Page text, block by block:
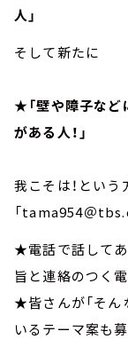
人」
そして新たに
★「壁や障子など
がある人！」
我こそは！という
「tama954＠
★電話で話してあ
旨と連絡のつく
★皆さんが「そん
いるテーマ案も